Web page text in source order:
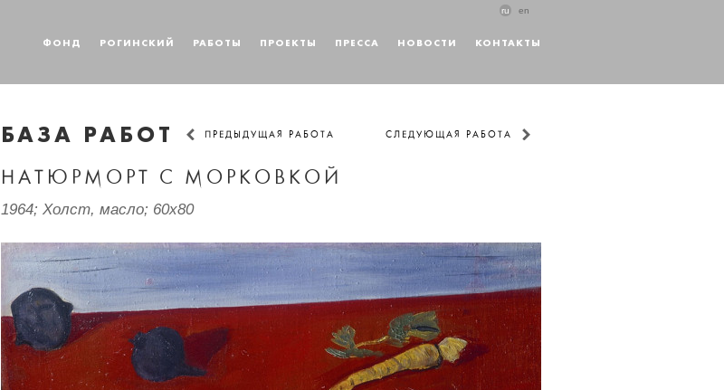
ФОНД РОГИНСКИЙ РАБОТЫ ПРОЕКТЫ ПРЕССА НОВОСТИ КОНТАКТЫ
ru en
БАЗА РАБОТ ПРЕДЫДУЩАЯ РАБОТА СЛЕДУЮЩАЯ РАБОТА
НАТЮРМОРТ С МОРКОВКОЙ
1964; Холст, масло; 60x80